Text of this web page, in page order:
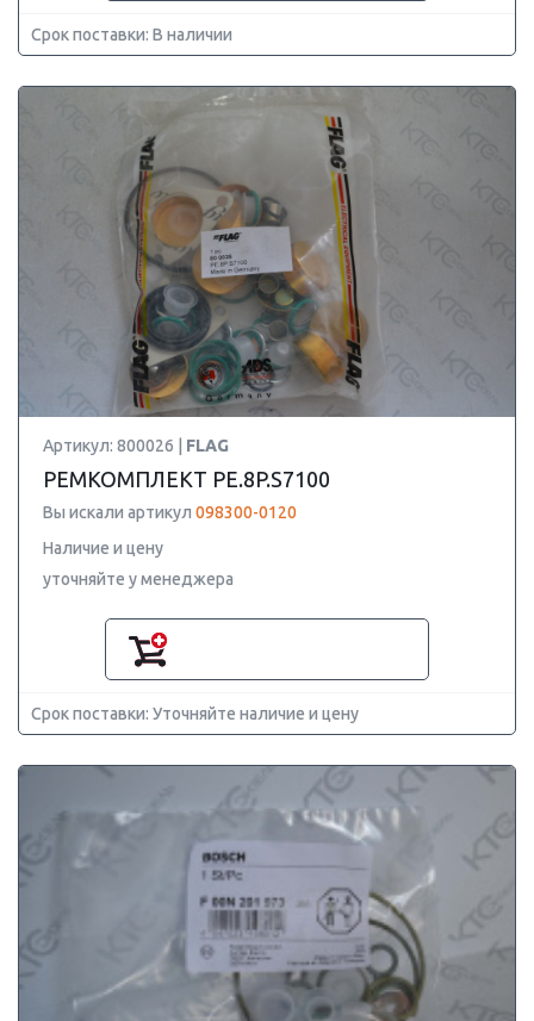
Срок поставки: В наличии
Артикул: 800026 | FLAG
РЕМКОМПЛЕКТ PE.8P.S7100
Вы искали артикул 098300-0120
Наличие и цену
уточняйте у менеджера
Срок поставки: Уточняйте наличие и цену